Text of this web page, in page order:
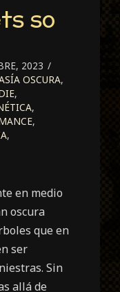
so
2023
OSCURA,
,
,
,
,
en medio
oscura
que en
ser
Sin
allá de